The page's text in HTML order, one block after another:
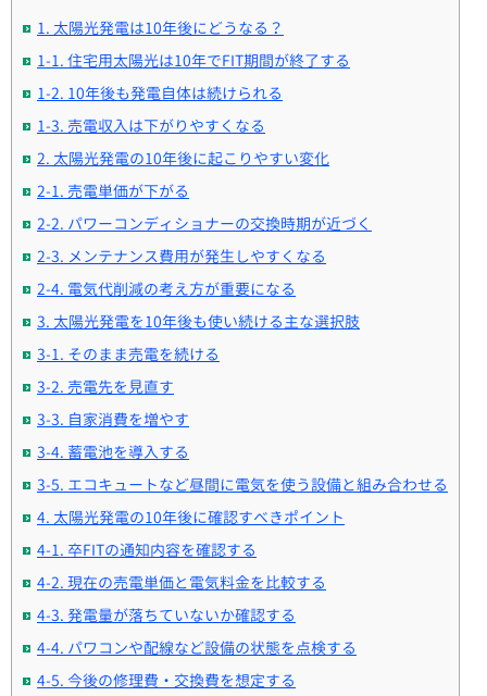
1. 太陽光発電は10年後にどうなる？
1-1. 住宅用太陽光は10年でFIT期間が終了する
1-2. 10年後も発電自体は続けられる
1-3. 売電収入は下がりやすくなる
2. 太陽光発電の10年後に起こりやすい変化
2-1. 売電単価が下がる
2-2. パワーコンディショナーの交換時期が近づく
2-3. メンテナンス費用が発生しやすくなる
2-4. 電気代削減の考え方が重要になる
3. 太陽光発電を10年後も使い続ける主な選択肢
3-1. そのまま売電を続ける
3-2. 売電先を見直す
3-3. 自家消費を増やす
3-4. 蓄電池を導入する
3-5. エコキュートなど昼間に電気を使う設備と組み合わせる
4. 太陽光発電の10年後に確認すべきポイント
4-1. 卒FITの通知内容を確認する
4-2. 現在の売電単価と電気料金を比較する
4-3. 発電量が落ちていないか確認する
4-4. パワコンや配線など設備の状態を点検する
4-5. 今後の修理費・交換費を想定する